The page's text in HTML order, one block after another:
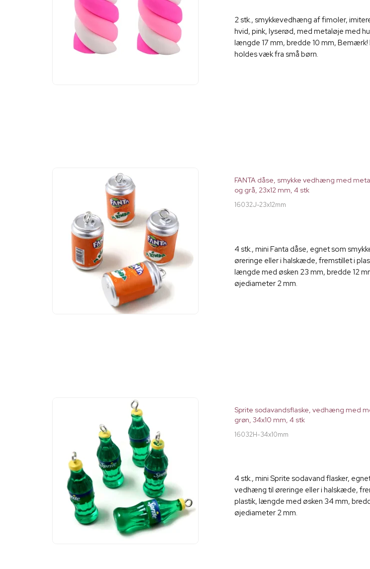
2 stk., smykkevedhæng af fimoler,
hvid, pink, lyserød, med metaløje med
længde 17 mm, bredde 10 mm, Bemærk!
holdes væk fra små børn.
FANTA dåse, smykke vedhæng med
og grå, 23x12 mm, 4 stk
16032J-23x12mm
4 stk., mini Fanta dåse, egnet som
øreringe eller i halskæde, fremstillet i
længde med øsken 23 mm, bredde 12
øjediameter 2 mm.
Sprite sodavandsflaske, vedhæng med
grøn, 34x10 mm, 4 stk
16032H-34x10mm
4 stk., mini Sprite sodavand flasker,
vedhæng til øreringe eller i halskæde,
plastik, længde med øsken 34 mm,
øjediameter 2 mm.